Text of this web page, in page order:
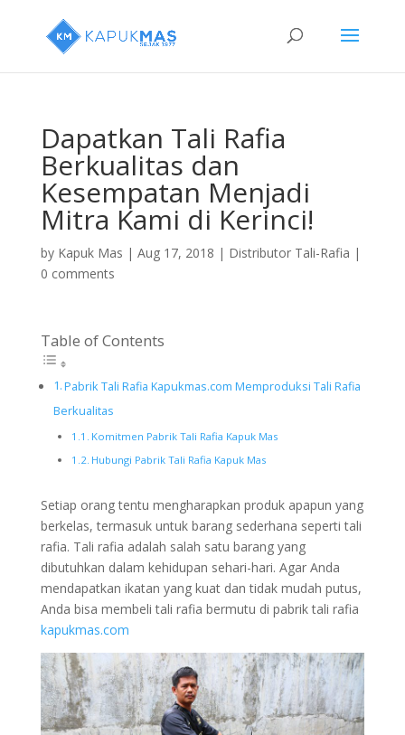
Dapatkan Tali Rafia
Berkualitas dan
Kesempatan Menjadi
Mitra Kami di Kerinci!
by Kapuk Mas | Aug 17, 2018 | Distributor Tali-Rafia |
0 comments
Table of Contents
Pabrik Tali Rafia Kapukmas.com Memproduksi Tali Rafia
Berkualitas
Komitmen Pabrik Tali Rafia Kapuk Mas
Hubungi Pabrik Tali Rafia Kapuk Mas
Setiap orang tentu mengharapkan produk apapun yang
berkelas, termasuk untuk barang sederhana seperti tali
rafia. Tali rafia adalah salah satu barang yang
dibutuhkan dalam kehidupan sehari-hari. Agar Anda
mendapatkan ikatan yang kuat dan tidak mudah putus,
Anda bisa membeli tali rafia bermutu di pabrik tali rafia
kapukmas.com